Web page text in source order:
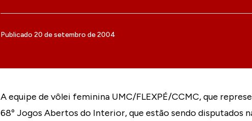
Publicado 20 de setembro de 2004
A equipe de vôlei feminina UMC/FLEXPÉ/CCMC, que
68º Jogos Abertos do Interior, que estão sendo disputados